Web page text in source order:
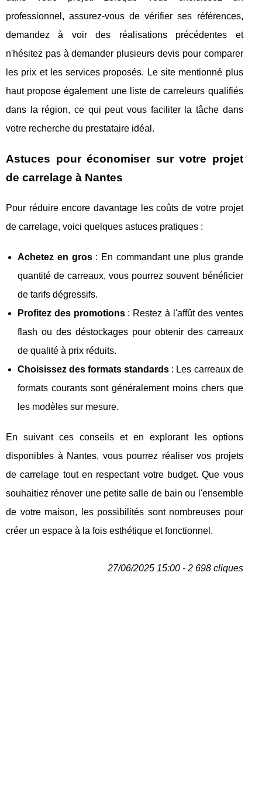
professionnel, assurez-vous de vérifier ses références,
demandez à voir des réalisations précédentes et
n'hésitez pas à demander plusieurs devis pour comparer
les prix et les services proposés. Le site mentionné plus
haut propose également une liste de carreleurs qualifiés
dans la région, ce qui peut vous faciliter la tâche dans
votre recherche du prestataire idéal.
Astuces pour économiser sur votre projet
de carrelage à Nantes
Pour réduire encore davantage les coûts de votre projet
de carrelage, voici quelques astuces pratiques :
Achetez en gros: En commandant une plus grande
quantité de carreaux, vous pourrez souvent bénéficier
de tarifs dégressifs.
Profitez des promotions: Restez à l'affût des ventes
flash ou des déstockages pour obtenir des carreaux
de qualité à prix réduits.
Choisissez des formats standards : Les carreaux de
formats courants sont généralement moins chers que
les modèles sur mesure.
En suivant ces conseils et en explorant les options
disponibles à Nantes, vous pourrez réaliser vos projets
de carrelage tout en respectant votre budget. Que vous
souhaitiez rénover une petite salle de bain ou l'ensemble
de votre maison, les possibilités sont nombreuses pour
créer un espace à la fois esthétique et fonctionnel.
27/06/2025 15:00 - 2 698 cliques